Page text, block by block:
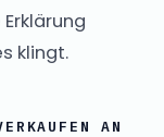
klingt.
AN